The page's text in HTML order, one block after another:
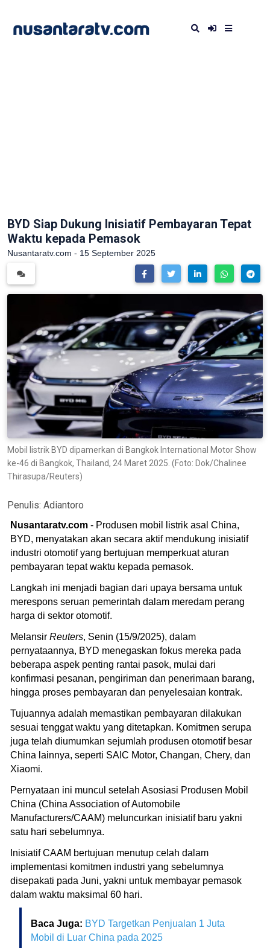
BYD Siap Dukung Inisiatif Pembayaran Tepat
Waktu kepada Pemasok
Nusantaratv.com - 15 September 2025
Mobil listrik BYD dipamerkan di Bangkok International Motor Show
ke-46 di Bangkok, Thailand, 24 Maret 2025. (Foto: Dok/Chalinee
Thirasupa/Reuters)
Penulis: Adiantoro
Nusantaratv.com - Produsen mobil listrik asal China,
BYD, menyatakan akan secara aktif mendukung inisiatif
industri otomotif yang bertujuan memperkuat aturan
pembayaran tepat waktu kepada pemasok.
Langkah ini menjadi bagian dari upaya bersama untuk
merespons seruan pemerintah dalam meredam perang
harga di sektor otomotif.
Melansir Reuters, Senin (15/9/2025), dalam
pernyataannya, BYD menegaskan fokus mereka pada
beberapa aspek penting rantai pasok, mulai dari
konfirmasi pesanan, pengiriman dan penerimaan barang,
hingga proses pembayaran dan penyelesaian kontrak.
Tujuannya adalah memastikan pembayaran dilakukan
sesuai tenggat waktu yang ditetapkan. Komitmen serupa
juga telah diumumkan sejumlah produsen otomotif besar
China lainnya, seperti SAIC Motor, Changan, Chery, dan
Xiaomi.
Pernyataan ini muncul setelah Asosiasi Produsen Mobil
China (China Association of Automobile
Manufacturers/CAAM) meluncurkan inisiatif baru yakni
satu hari sebelumnya.
Inisiatif CAAM bertujuan menutup celah dalam
implementasi komitmen industri yang sebelumnya
disepakati pada Juni, yakni untuk membayar pemasok
dalam waktu maksimal 60 hari.
Baca Juga: BYD Targetkan Penjualan 1 Juta
Mobil di Luar China pada 2025